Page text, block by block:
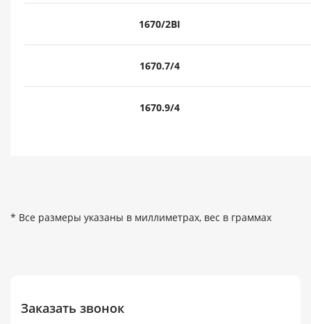
1670/2BI
1670.7/4
1670.9/4
* Все размеры указаны в миллиметрах, вес в граммах
Заказать звонок